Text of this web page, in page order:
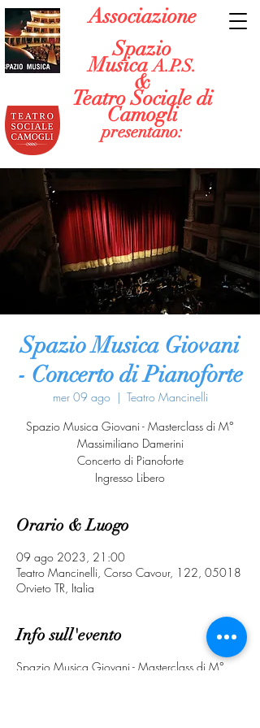
Associazione
Spazio
MusicaA.P.S.
&
Teatro Sociale di
Camogli
presentano:
Spazio Musica Giovani
- Concerto di Pianoforte
mer 09 ago
  |
Teatro Mancinelli
Spazio Musica Giovani - Masterclass di M°
Massimiliano Damerini
Concerto di Pianoforte
Ingresso Libero
Orario & Luogo
09 ago 2023, 21:00
Teatro Mancinelli, Corso Cavour, 122, 05018
Orvieto TR, Italia
Info sull'evento
Spazio Musica Giovani - Masterclass di M°